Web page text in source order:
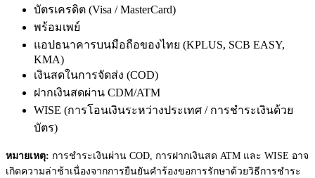
บัตรเครดิต (Visa / MasterCard)
พร้อมเพย์
แอปธนาคารบนมือถือของไทย (KPLUS, SCB EASY,
KMA)
เงินสดในการจัดส่ง (COD)
ฝากเงินสดผ่าน CDM/ATM
WISE (การโอนเงินระหว่างประเทศ / การชำระเงินด้วย
บัตร)
หมายเหตุ: การชำระเงินผ่าน COD, การฝากเงินสด ATM และ WISE อาจ
เกิดความล่าช้าเนื่องจากการยืนยันคำร้องขอการรักษาด้วยวิธีการชำระ